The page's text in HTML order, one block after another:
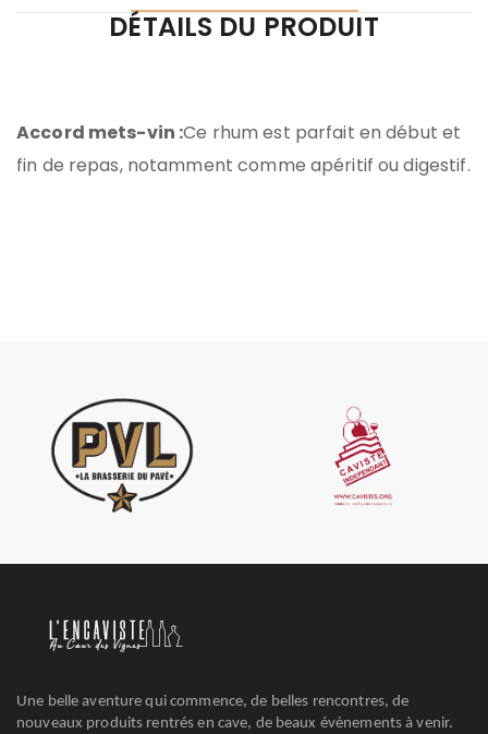
DÉTAILS DU PRODUIT
Accord mets-vin :Ce rhum est parfait en début et
fin de repas, notamment comme apéritif ou digestif.
Une belle aventure qui commence, de belles rencontres, de
nouveaux produits rentrés en cave, de beaux évènements à venir.